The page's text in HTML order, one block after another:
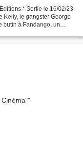
* Sortie le 16/02/23
Kelly, le gangster George
butin à Fandango, un